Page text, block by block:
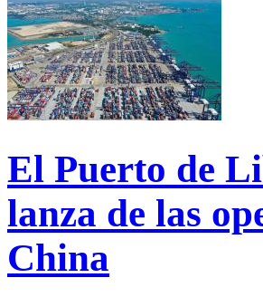
El Puerto de
lanza de las
China